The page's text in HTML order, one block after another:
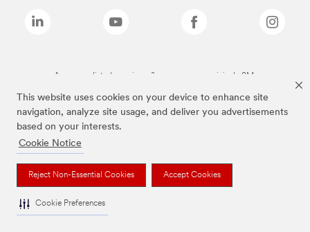
This website uses cookies on your device to enhance site
navigation, analyze site usage, and deliver you advertisements
based on your interests.
Cookie Notice
Reject Non-Essential Cookies Accept Cookies
Cookie Preferences
As marcas listadas a cima são marcas comerciais da 3M.